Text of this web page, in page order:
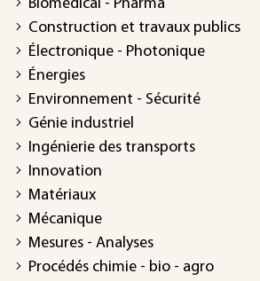
Biomédical - Pharma
Construction et travaux publics
Électronique - Photonique
Énergies
Environnement - Sécurité
Génie industriel
Ingénierie des transports
Innovation
Matériaux
Mécanique
Mesures - Analyses
Procédés chimie - bio - agro